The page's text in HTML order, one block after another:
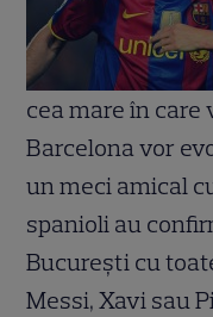
cea mare în care
Barcelona vor
un meci amical
spanioli au
Bucureşti cu
Messi, Xavi sau